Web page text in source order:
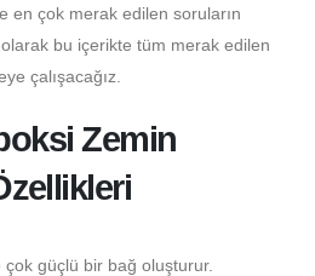
en çok merak edilen soruların
olarak bu içerikte tüm merak edilen
çalışacağız.
Zemin
güçlü bir bağ oluşturur.